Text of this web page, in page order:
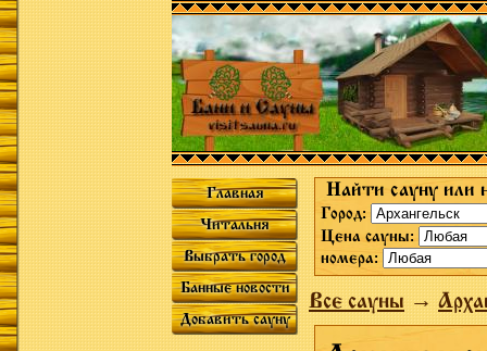
Главная
Читальня
Выбрать город
Банные новости
Добавить сауну
Найти сауну или
Город:
Цена сауны:
номера:
Все сауны→